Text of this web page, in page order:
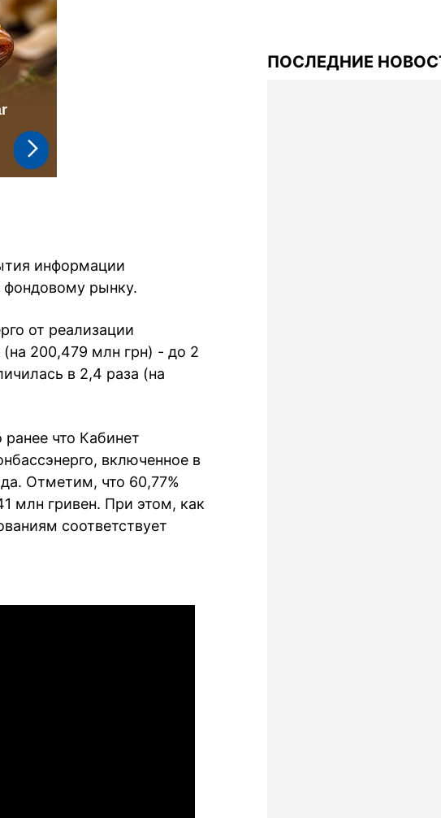
информации
рынку.
от реализации
(на 200,479 млн грн) - до 2
в 2,4 раза (на
что Кабинет
включенное в
Отметим, что 60,77%
млн гривен. При этом, как
соответствует
ПОСЛЕДНИЕ